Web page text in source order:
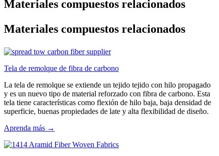
Materiales compuestos relacionados
Materiales compuestos relacionados
Tela de remolque de fibra de carbono
La tela de remolque se extiende un tejido tejido con hilo propagado
y es un nuevo tipo de material reforzado con fibra de carbono. Esta
tela tiene características como flexión de hilo baja, baja densidad de
superficie, buenas propiedades de late y alta flexibilidad de diseño.
Aprenda más →